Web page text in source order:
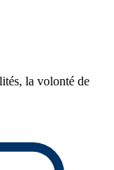
la volonté de